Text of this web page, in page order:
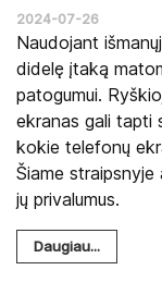
2024-07-26
Naudojant
didelę įtaką
patogumui.
ekranas gali tapti
kokie telefonų
Šiame straipsnyje
jų privalumus.
Daugiau...